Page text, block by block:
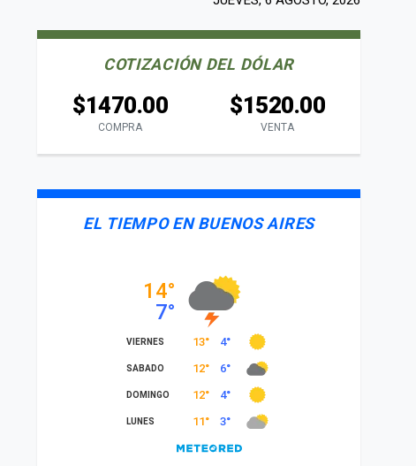
COTIZACIÓN DEL DÓLAR
$1470.00
COMPRA
$1520.00
VENTA
EL TIEMPO EN BUENOS AIRES